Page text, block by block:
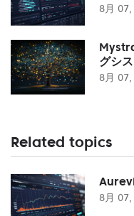
8月
グシ
8月
Related topics
8月